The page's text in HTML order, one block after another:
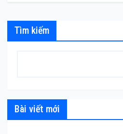
Tìm kiếm
Bài viết mới